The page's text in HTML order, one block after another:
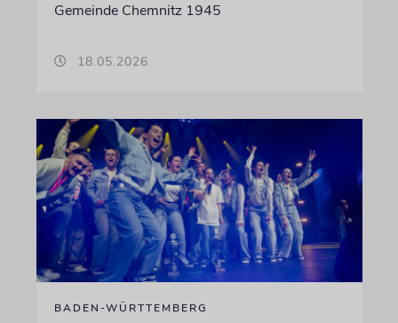
Gemeinde Chemnitz 1945
18.05.2026
BADEN-WÜRTTEMBERG